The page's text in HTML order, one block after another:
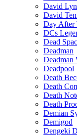
David
David
Day After
DCs
Dead
Deadman
Deadman
Deadpool
Death
Death
Death
Death
Demian
Demigod
Dengeki